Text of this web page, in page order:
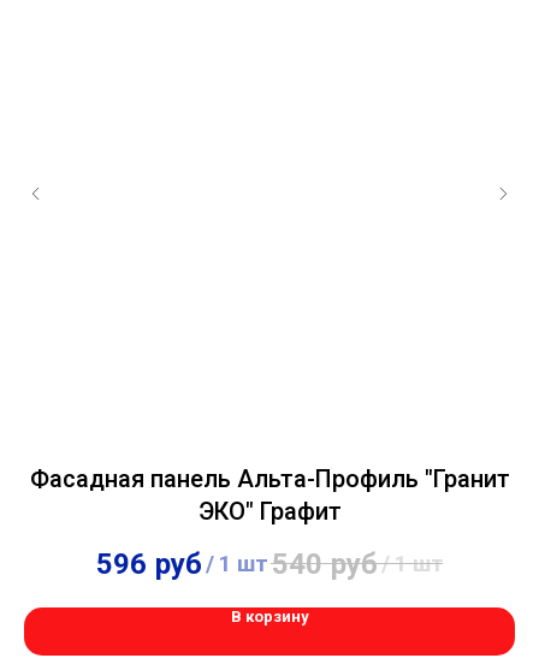
Фасадная панель Альта-Профиль "Гранит
ЭКО" Графит
596 руб/ 1 шт540 руб/1 шт
В корзину